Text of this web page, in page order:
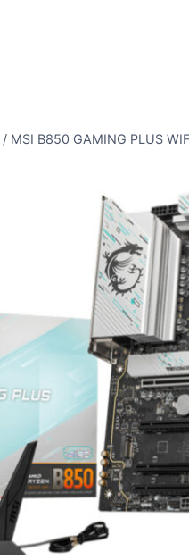
/ MSI B850 GAMING PLUS